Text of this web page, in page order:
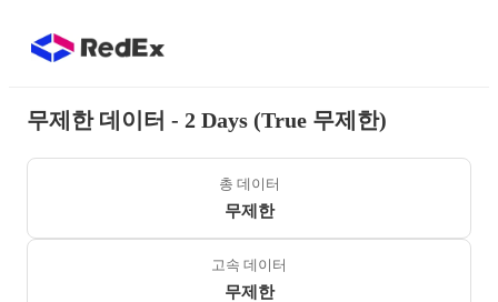
무제한 데이터 - 2 Days (True 무제한)
총 데이터
무제한
고속 데이터
무제한